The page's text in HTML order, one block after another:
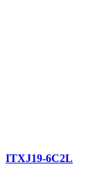
ITXJ19-6C2L